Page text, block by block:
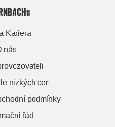
Kariera
nás
nízkých cen
podmínky
řád